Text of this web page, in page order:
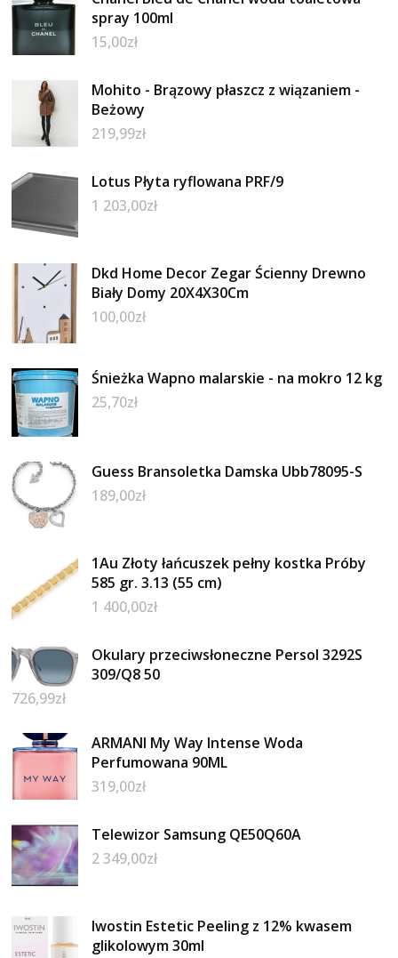
spray 100ml
15,00zł
Mohito - Brązowy płaszcz z wiązaniem -
Beżowy
219,99zł
Lotus Płyta ryflowana PRF/9
1 203,00zł
Dkd Home Decor Zegar Ścienny Drewno
Biały Domy 20X4X30Cm
100,00zł
Śnieżka Wapno malarskie - na mokro 12 kg
25,70zł
Guess Bransoletka Damska Ubb78095-S
189,00zł
1Au Złoty łańcuszek pełny kostka Próby
585 gr. 3.13 (55 cm)
1 400,00zł
Okulary przeciwsłoneczne Persol 3292S
309/Q8 50
726,99zł
ARMANI My Way Intense Woda
Perfumowana 90ML
319,00zł
Telewizor Samsung QE50Q60A
2 349,00zł
Iwostin Estetic Peeling z 12% kwasem
glikolowym 30ml